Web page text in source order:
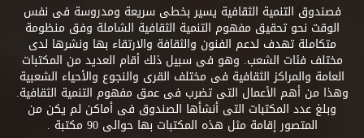
فصندوق التنمية الثقافية يسير بخطى سريعة ومدروسة فى نفس
الوقت نحو تحقيق مفهوم التنمية الثقافية الشاملة وفق منظومة
متكاملة تهدف لدعم الفنون والثقافة والارتقاء بها ونشرها لدى
مختلف فئات الشعب. وهو فى سبيل ذلك أقام العديد من المكتبات
العامة والمراكز الثقافية فى مختلف القرى والنجوع والأحياء الشعبية
وهذا من أهم الأعمال التى تضرب فى عمق مفهوم التنمية الثقافية.
وبلغ عدد المكتبات التى أنشأها الصندوق فى أماكن لم يكن من
المتصور إقامة مثل هذه المكتبات بها حوالى 90 مكتبة .